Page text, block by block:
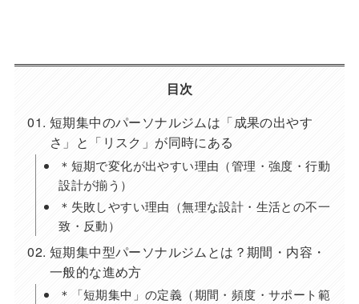
目次
短期集中のパーソナルジムは「成果の出やす
さ」と「リスク」が同時にある
＊短期で変化が出やすい理由（管理・強度・行動
設計が揃う）
＊失敗しやすい理由（無理な設計・生活との不一
致・反動）
短期集中型パーソナルジムとは？期間・内容・
一般的な進め方
＊「短期集中」の定義（期間・頻度・サポート範